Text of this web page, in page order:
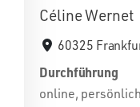
Céline Wernet
60325
Durchführung
online,